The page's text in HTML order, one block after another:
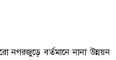
নগরজুড়ে বর্তমানে নানা উন্নয়ন